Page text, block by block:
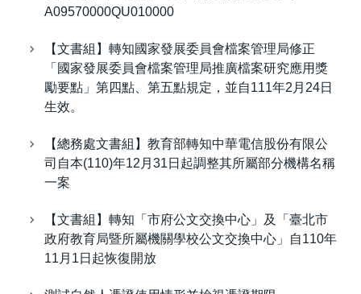
A09570000QU010000
【文書組】轉知國家發展委員會檔案管理局修正
「國家發展委員會檔案管理局推廣檔案研究應用獎
勵要點」第四點、第五點規定，並自111年2月24日
生效。
【總務處文書組】教育部轉知中華電信股份有限公
司自本(110)年12月31日起調整其所屬部分機構名稱
一案
【文書組】轉知「市府公文交換中心」及「臺北市
政府教育局暨所屬機關學校公文交換中心」自110年
11月1日起恢復開放